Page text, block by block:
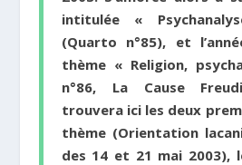
intitulée «
(Quarto n°85), et
thème « Religion,
n°86, La Cause
trouvera ici les deux
thème (Orientation
des 14 et 21 mai 2003),